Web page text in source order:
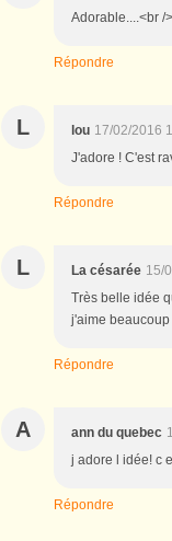
Adorable....<br /
Répondre
L lou 17/02/2016
J'adore ! C'est
Répondre
L La césarée 15/
Très belle idée
j'aime
Répondre
A ann du quebec
j adore l idée! c
Répondre